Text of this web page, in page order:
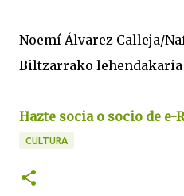
Noemí Álvarez Calleja/
Biltzarrako lehendakaria
Hazte socia o socio de e-
CULTURA